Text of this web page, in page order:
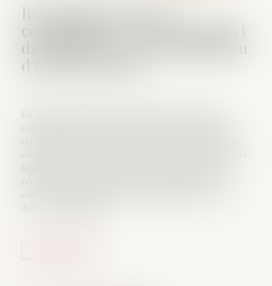
Récompense due à la
communauté : point de départ
des intérêts en cas d’aliénation
d’un bien propre
En matière de régime de communauté, lorsque la
communauté a contribué au remboursement d’un
crédit ayant financé un bien propre, une récompense
est due. Si ce bien a été aliéné entre la dissolution et la
courent à compter du jour de l’aliénation, et non à la
date de la liquidation...